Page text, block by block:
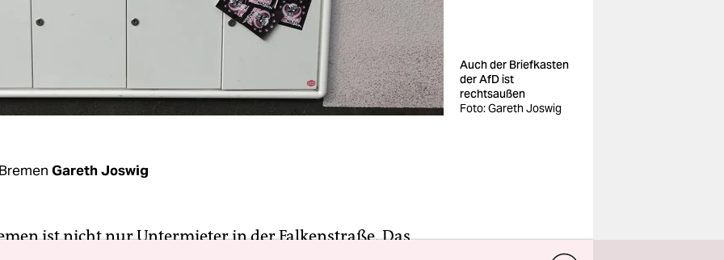
Auch der Briefkasten
der AfD ist
rechtsaußen
Foto: Gareth Joswig
Gareth Joswig
ist nicht nur Untermieter in der Falkenstraße. Das